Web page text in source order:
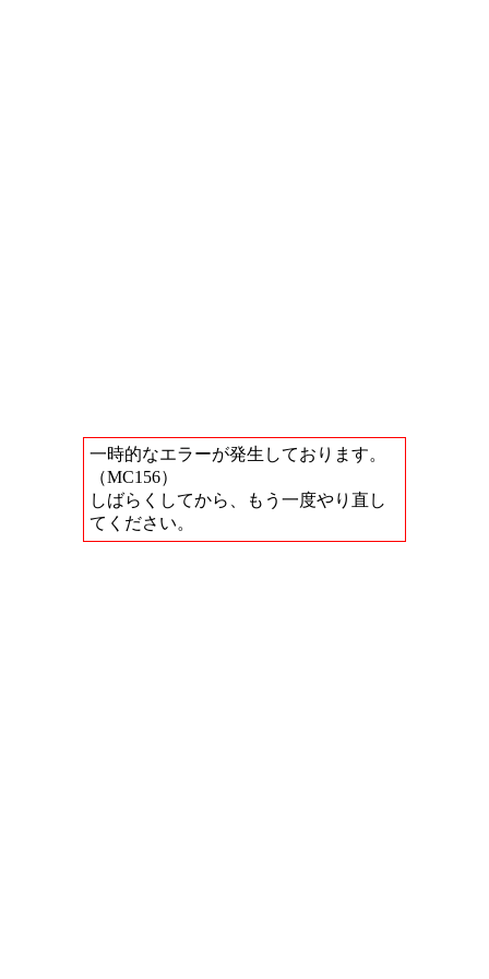
一時的なエラーが発生しております。
（MC156）
しばらくしてから、もう一度やり直し
てください。